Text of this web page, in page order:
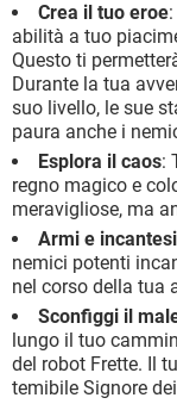
Crea il tuo eroe
abilità a tuo
Questo ti
Durante la tua
suo livello, le sue
paura anche i
Esplora il caos:
regno magico e
meravigliose, ma
Armi e
nemici potenti
nel corso della tua
Sconfiggi il
lungo il tuo
del robot Frette. Il
temibile Signore